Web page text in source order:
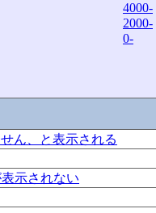
4000-
2000-
0-
ん、と表示される
示されない